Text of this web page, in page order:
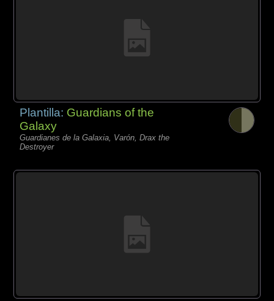
Plantilla: Guardians of the
Galaxy
Guardianes de la Galaxia, Varón, Drax the
Destroyer